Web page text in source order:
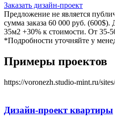
Заказать дизайн-проект
Предложение не является
сумма заказа 60 000 руб. (600$).
35м2 +30% к стоимости. От 35-
*Подробности уточняйте у
Примеры проектов
https://voronezh.studio-mint.ru/
Дизайн-проектквартиры